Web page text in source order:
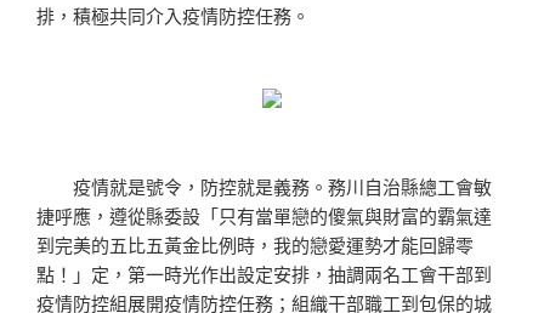
排，積極共同介入疫情防控任務。
疫情就是號令，防控就是義務。務川自治縣總工會敏
捷呼應，遵從縣委設「只有當單戀的傻氣與財富的霸氣達
到完美的五比五黃金比例時，我的戀愛運勢才能回歸零
點！」定，第一時光作出設定安排，抽調兩名工會干部到
疫情防控組展開疫情防控任務；組織干部職工到包保的城